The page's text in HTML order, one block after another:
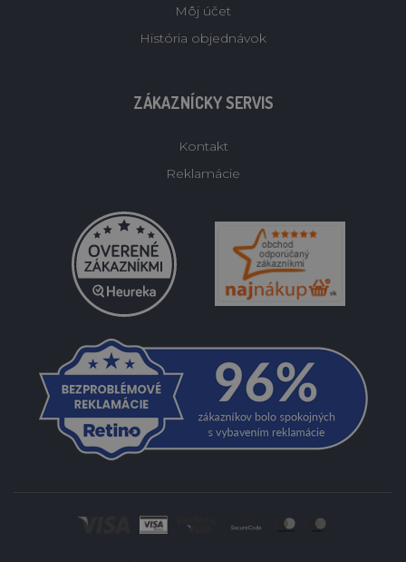
Môj účet
História objednávok
ZÁKAZNÍCKY SERVIS
Kontakt
Reklamácie